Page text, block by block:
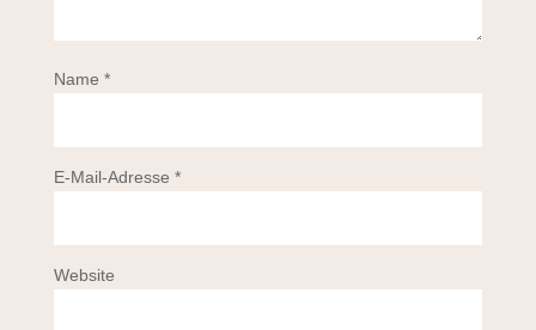
Name *
E-Mail-Adresse *
Website